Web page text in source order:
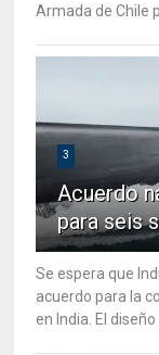
Armada de Chile
3
Acuerdo
para seis
Se espera que
acuerdo para la
en India. El diseño